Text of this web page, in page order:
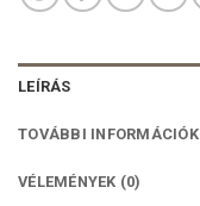
LEÍRÁS
TOVÁBBI INFORMÁCIÓK
VÉLEMÉNYEK (0)